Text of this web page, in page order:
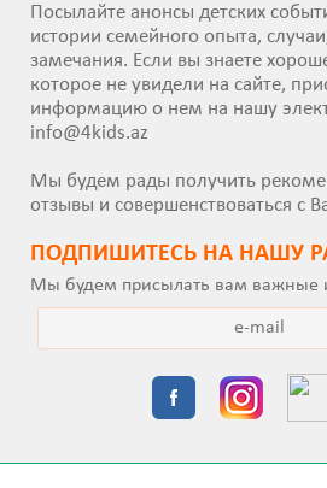
Посылайте анонсы детских
истории семейного опыта,
замечания. Если вы знаете
которое не увидели на сайте,
информацию о нем на нашу
info@4kids.az
Мы будем рады получить
отзывы и совершенствоваться с
ПОДПИШИТEСЬ НА НАШУ
Мы будем присылать вам важные